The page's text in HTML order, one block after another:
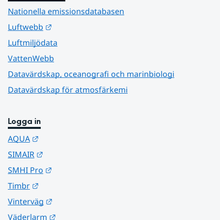
Nationella emissionsdatabasen
Luftwebb
Luftmiljödata
VattenWebb
Datavärdskap, oceanografi och marinbiologi
Datavärdskap för atmosfärkemi
Logga in
AQUA
SIMAIR
SMHI Pro
Timbr
Vinterväg
Väderlarm